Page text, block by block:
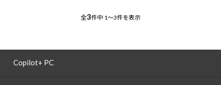
全3件中 1～3件を表示
Copilot+ PC